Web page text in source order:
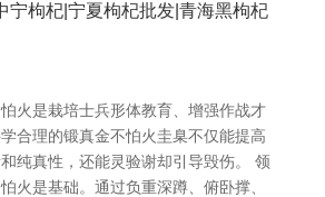
宁枸杞|宁夏枸杞批发|青海黑枸杞
火是栽培士兵形体教育、增强作战才
合理的锻真金不怕火圭臬不仅能提高
纯真性，还能灵验谢却引导毁伤。 领
火是基础。通过负重深蹲、俯卧撑、